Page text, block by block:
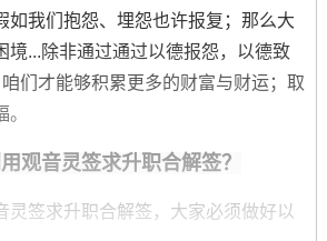
如我们抱怨、埋怨也许报复；那么大
境...除非通过通过以德报怨，以德致
们才能够积累更多的财富与财运；取
观音灵签求升职合解签？
灵签求升职合解签，大家必须做好以